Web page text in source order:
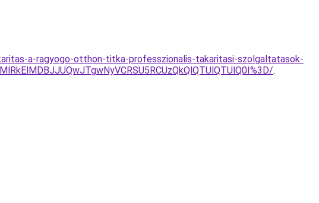
a-ragyogo-otthon-titka-professzionalis-takaritasi-szolgaltatasok-
.